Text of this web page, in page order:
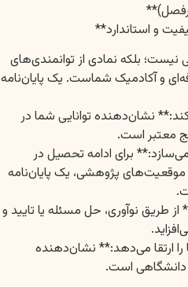
و استاندارد**
نیست؛ بلکه نمادی از توانمندی‌های
و آکادمیک شماست. یک پایان‌نامه
نشان‌دهنده توانایی شما در
معتبر است.
برای ادامه تحصیل در
موقعیت‌های پژوهشی، یک پایان‌نامه
نوآوری، حل مسئله یا تایید و
را ارتقا می‌دهد:** نشان‌دهنده
است.